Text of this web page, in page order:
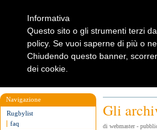
Navigazione
Rugbylist
faq
Gli
di webmaster -
Informativa
Questo sito o gli strumenti terzi
policy. Se vuoi saperne di più o
Chiudendo questo banner,
dei cookie.